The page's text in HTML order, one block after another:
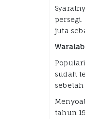
juta
sudah
tahun